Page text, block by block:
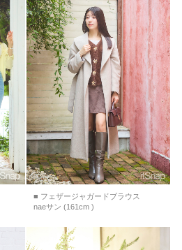
■ フェザージャガードブラウス
naeサン (161cm )